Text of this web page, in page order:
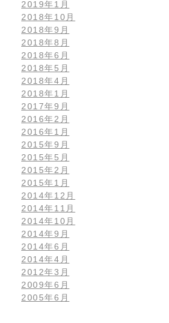
2019年1月
2018年10月
2018年9月
2018年8月
2018年6月
2018年5月
2018年4月
2018年1月
2017年9月
2016年2月
2016年1月
2015年9月
2015年5月
2015年2月
2015年1月
2014年12月
2014年11月
2014年10月
2014年9月
2014年6月
2014年4月
2012年3月
2009年6月
2005年6月